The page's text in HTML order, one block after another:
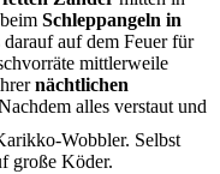
Schleppangeln in
auf dem Feuer für
mittlerweile
nächtlichen
alles verstaut und